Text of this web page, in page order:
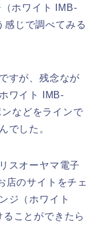
ホワイト IMB-
じで調べてみる
すが、残念なが
ワイト IMB-
などをラインで
でした。
スオーヤマ電子
店のサイトをチェ
ジ（ホワイト
ことができたら